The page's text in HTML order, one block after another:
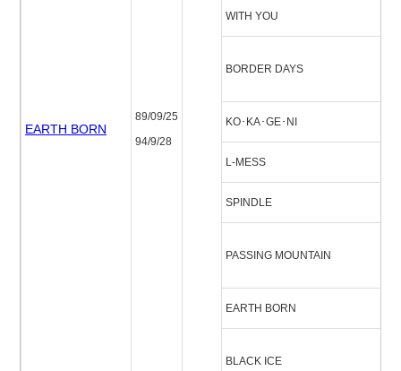
EARTH BORN
89/09/25
94/9/28
WITH YOU
BORDER DAYS
KO･KA･GE･NI
L-MESS
SPINDLE
PASSING MOUNTAIN
EARTH BORN
BLACK ICE